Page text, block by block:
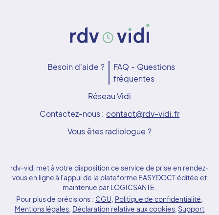
Besoin d'aide ?
FAQ - Questions
fréquentes
Réseau Vidi
Contactez-nous : contact@rdv-vidi.fr
Vous êtes radiologue ?
rdv-vidi met à votre disposition ce service de prise en rendez-
vous en ligne à l'appui de la plateforme EASYDOCT éditée et
maintenue par LOGICSANTE.
Pour plus de précisions : CGU Politique de confidentialité
Mentions légales Déclaration relative aux cookies, Support